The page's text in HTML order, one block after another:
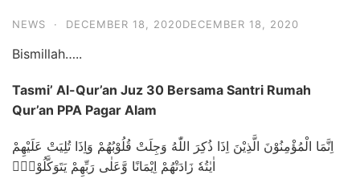
NEWS · DECEMBER 18, 2020DECEMBER 18, 2020
Bismillah…..
Tasmi’ Al-Qur’an Juz 30 Bersama Santri Rumah
Qur’an PPA Pagar Alam
اِنَّمَا الْمُؤْمِنُوْنَ الَّذِيْنَ اِذَا ذُكِرَ اللّٰهُ وَجِلَتْ قُلُوْبُهُمْ وَاِذَا تُلِيَتْ عَلَيْهِمْ
اٰيٰتُهٗ زَادَتْهُمْ اِيْمَانًا وَّعَلٰى رَبِّهِمْ يَتَوَكَّلُوْنَۙ